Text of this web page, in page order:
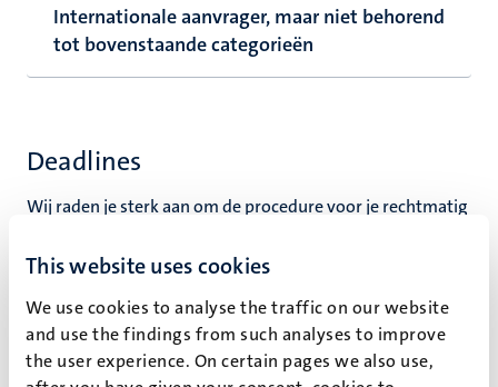
This website uses cookies
We use cookies to analyse the traffic on our website
and use the findings from such analyses to improve
the user experience. On certain pages we also use,
Internationale aanvrager, maar niet behorend
tot bovenstaande categorieën
Deadlines
Wij raden je sterk aan om de procedure voor je rechtmatig
Office ontvangt. In dit bericht staat duidelijk vermeld
is. Voor veel situaties zijn de relevante deadlines ook
opgenomen in de bovenstaande opties.